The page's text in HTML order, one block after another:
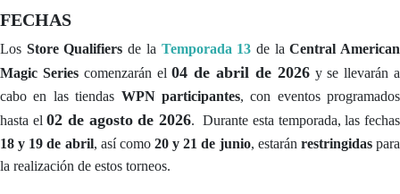
FECHAS
Los Store Qualifiers de la Temporada 13 de laCentral American
Magic Seriescomenzarán el04 de abril de 2026y se llevarán a
cabo en las tiendas WPN participantes, con eventos programados
hasta el02 de agosto de 2026. Durante esta temporada, las fechas
18 y 19 de abril, así como20 y 21 de junio, estarán restringidaspara
la realización de estos torneos.